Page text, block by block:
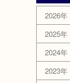
2026年
2025年
2024年
2023年